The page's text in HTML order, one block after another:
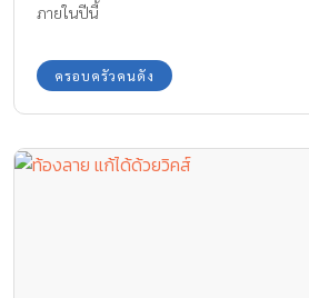
ภายในปีนี้
ครอบครัวคนดัง